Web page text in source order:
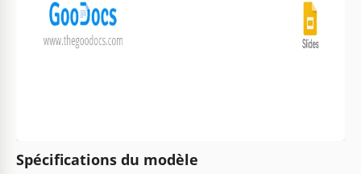
Spécifications du modèle